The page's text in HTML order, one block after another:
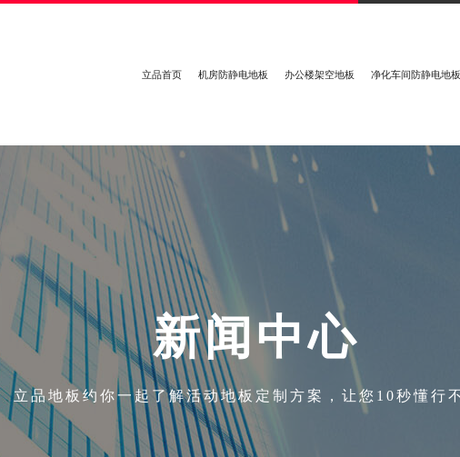
立品首页 机房防静电地板 办公楼架空地板 净化车间防静电地
新闻中心
立品地板约你一起了解活动地板定制方案，让您10秒懂行